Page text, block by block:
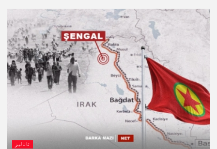
ئانالیز